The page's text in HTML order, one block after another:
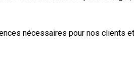
nécessaires pour nos clients